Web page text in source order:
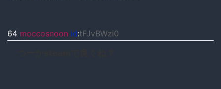
64 moccosnoon id:tFJvBWzi0